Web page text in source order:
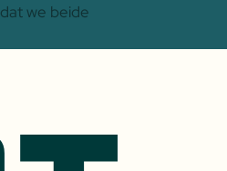
we beide